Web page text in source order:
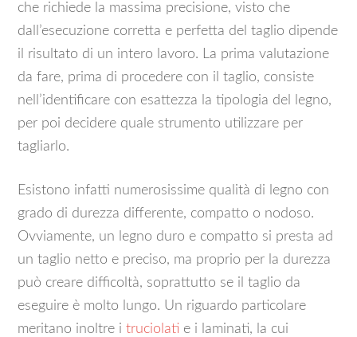
che richiede la massima precisione, visto che
dall’esecuzione corretta e perfetta del taglio dipende
il risultato di un intero lavoro. La prima valutazione
da fare, prima di procedere con il taglio, consiste
nell’identificare con esattezza la tipologia del legno,
per poi decidere quale strumento utilizzare per
tagliarlo.
Esistono infatti numerosissime qualità di legno con
grado di durezza differente, compatto o nodoso.
Ovviamente, un legno duro e compatto si presta ad
un taglio netto e preciso, ma proprio per la durezza
può creare difficoltà, soprattutto se il taglio da
eseguire è molto lungo. Un riguardo particolare
meritano inoltre itruciolati e i laminati, la cui